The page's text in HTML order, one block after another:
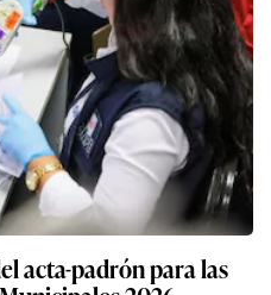
acta-padrón para las